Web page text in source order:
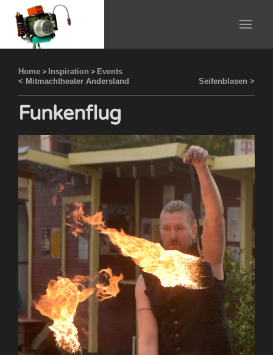
Home > Inspiration > Events
< Mitmachtheater Andersland
Seifenblasen >
Funkenflug